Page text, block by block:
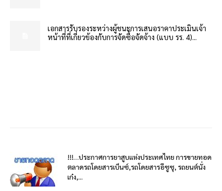
เอกสารรับรองระหว่างผู้ชนะการเสนอราคาประเมินเจ้า
หน้าที่ที่เกี่ยวข้องกับการจัดซื้อจัดจ้าง (แบบ รร. 4)...
!!!…ประกาศการยาสูบแห่งประเทศไทย การขายทอด
ตลาดรถโดยสารเบ็นซ์,รถโดยสารอีซูซุ, รถยนต์นั่ง
เก๋ง,...